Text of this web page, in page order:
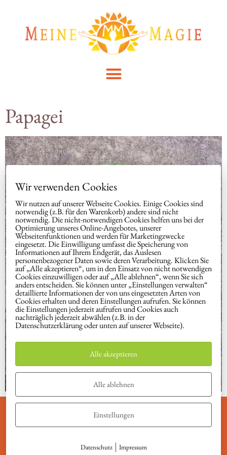
Papagei
info@meine-magie.at
Wir verwenden Cookies
Wir nutzen auf unserer Webseite Cookies. Einige Cookies sind
notwendig (z.B. für den Warenkorb) andere sind nicht
notwendig. Die nicht-notwendigen Cookies helfen uns bei der
Optimierung unseres Online-Angebotes, unserer
Webseitenfunktionen und werden für Marketingzwecke
eingesetzt. Die Einwilligung umfasst die Speicherung von
Informationen auf Ihrem Endgerät, das Auslesen
personenbezogener Daten sowie deren Verarbeitung. Klicken Sie
auf „Alle akzeptieren“, um in den Einsatz von nicht notwendigen
Cookies einzuwilligen oder auf „Alle ablehnen“, wenn Sie sich
anders entscheiden. Sie können unter „Einstellungen verwalten“
detaillierte Informationen der von uns eingesetzten Arten von
Cookies erhalten und deren Einstellungen aufrufen. Sie können
die Einstellungen jederzeit aufrufen und Cookies auch
nachträglich jederzeit abwählen (z.B. in der
Datenschutzerklärung oder unten auf unserer Webseite).
Alle akzeptieren
Alle ablehnen
Einstellungen
Datenschutz| Impressum